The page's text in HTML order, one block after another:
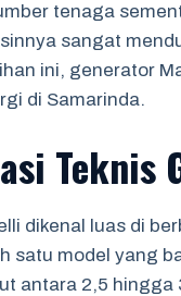
tenaga
sangat
ini, generator
di Samarinda.
Teknis
dikenal luas di
satu model yang
antara 2,5 hingga